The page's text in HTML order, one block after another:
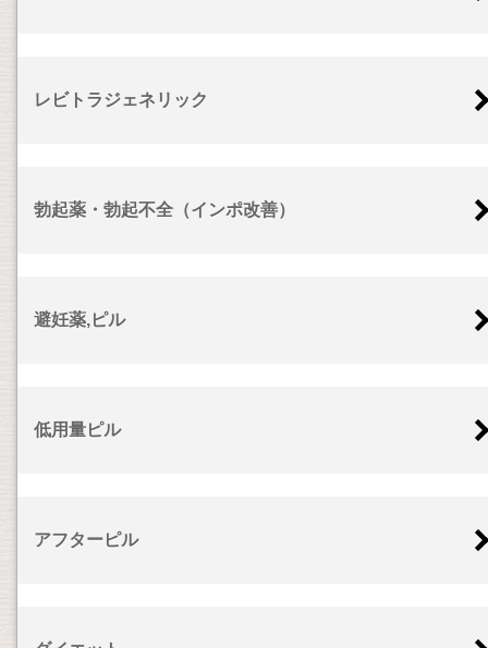
レビトラジェネリック
勃起薬・勃起不全（インポ改善）
避妊薬,ピル
低用量ピル
アフターピル